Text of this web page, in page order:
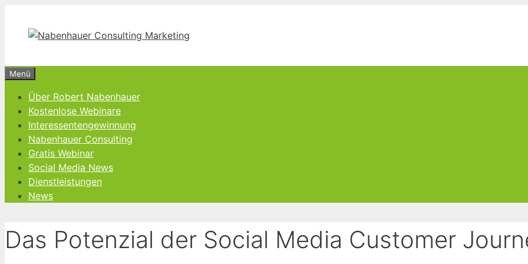
springen
Menü
Über Robert Nabenhauer
Kostenlose Webinare
Interessentengewinnung
Nabenhauer Consulting
Gratis Webinar
Social Media News
Dienstleistungen
News
Das Potenzial der Social Media Customer